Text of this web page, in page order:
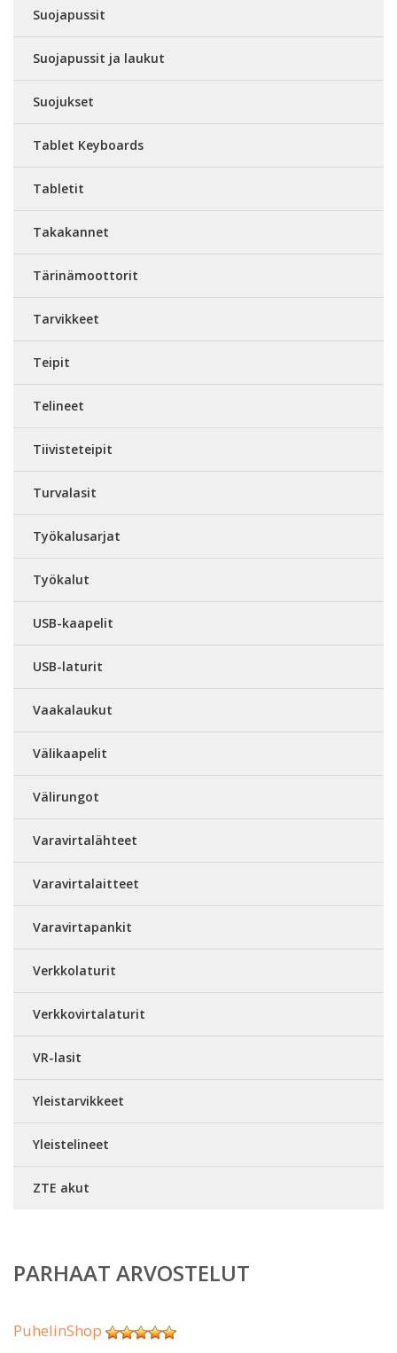
Suojapussit
Suojapussit ja laukut
Suojukset
Tablet Keyboards
Tabletit
Takakannet
Tärinämoottorit
Tarvikkeet
Teipit
Telineet
Tiivisteteipit
Turvalasit
Työkalusarjat
Työkalut
USB-kaapelit
USB-laturit
Vaakalaukut
Välikaapelit
Välirungot
Varavirtalähteet
Varavirtalaitteet
Varavirtapankit
Verkkolaturit
Verkkovirtalaturit
VR-lasit
Yleistarvikkeet
Yleistelineet
ZTE akut
PARHAAT ARVOSTELUT
PuhelinShop